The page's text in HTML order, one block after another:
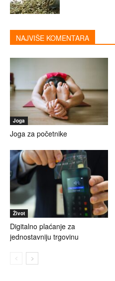
NAJVIŠE KOMENTARA
Joga
Joga za početnike
Život
Digitalno plaćanje za
jednostavniju trgovinu